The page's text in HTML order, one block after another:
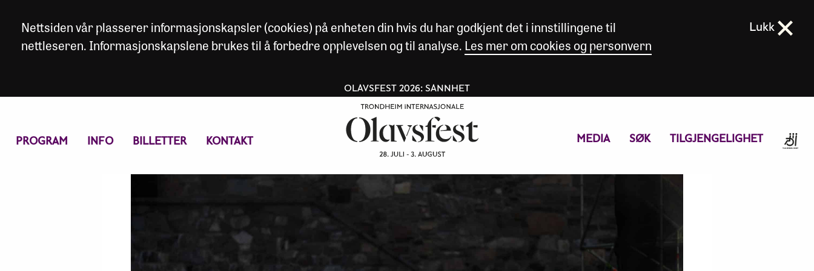
Nettsiden vår plasserer informasjonskapsler (cookies) på enheten din hvis du har godkjent det i innstillingene til
nettleseren. Informasjonskapslene brukes til å forbedre opplevelsen og til analyse. Les mer om cookies og personvern
Lukk
OLAVSFEST 2026: SANNHET
PROGRAM INFO BILLETTER KONTAKT MEDIA SØK TILGJENGELIGHET